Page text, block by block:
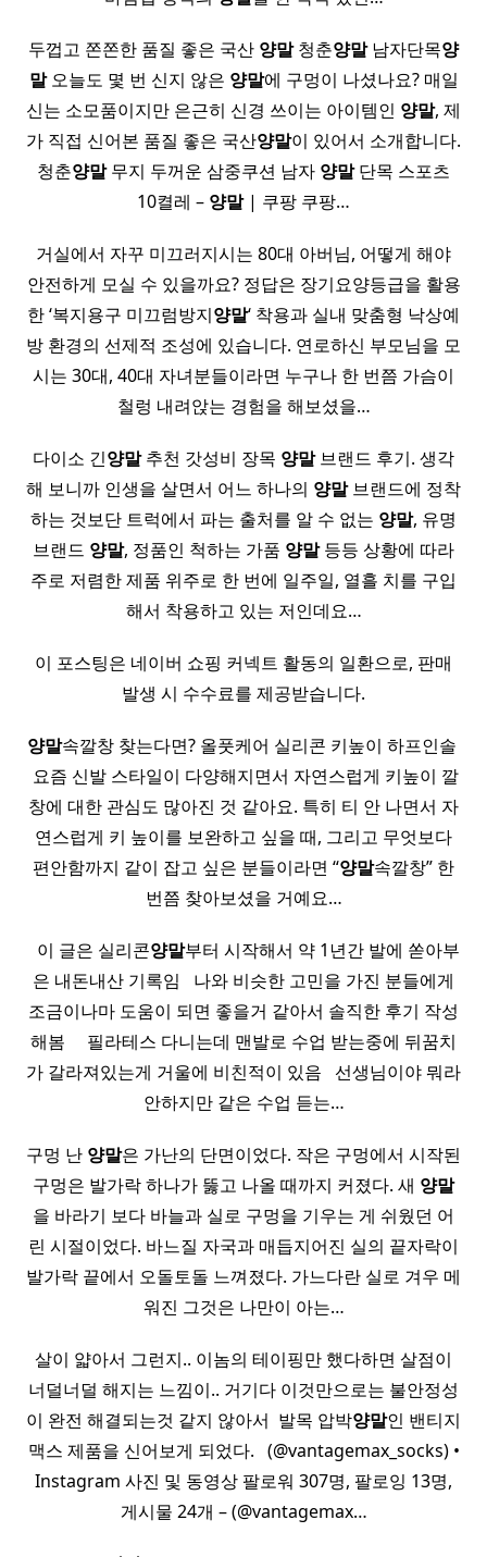
두껍고 쫀쫀한 품질 좋은 국산 양말청춘양말남자단목양
말오늘도 몇 번 신지 않은 양말에 구멍이 나셨나요? 매일
신는 소모품이지만 은근히 신경 쓰이는 아이템인 양말, 제
가 직접 신어본 품질 좋은 국산양말이 있어서 소개합니다.
청춘양말무지 두꺼운 삼중쿠션 남자 양말단목 스포츠
10켤레 – 양말| 쿠팡 쿠팡…
거실에서 자꾸 미끄러지시는 80대 아버님, 어떻게 해야
안전하게 모실 수 있을까요? 정답은 장기요양등급을 활용
한 ‘복지용구 미끄럼방지양말‘ 착용과 실내 맞춤형 낙상예
방 환경의 선제적 조성에 있습니다. 연로하신 부모님을 모
시는 30대, 40대 자녀분들이라면 누구나 한 번쯤 가슴이
철렁 내려앉는 경험을 해보셨을…
다이소 긴양말추천 갓성비 장목 양말브랜드 후기. 생각
해 보니까 인생을 살면서 어느 하나의 양말브랜드에 정착
하는 것보단 트럭에서 파는 출처를 알 수 없는 양말, 유명
브랜드 양말, 정품인 척하는 가품 양말등등 상황에 따라
주로 저렴한 제품 위주로 한 번에 일주일, 열흘 치를 구입
해서 착용하고 있는 저인데요…
이 포스팅은 네이버 쇼핑 커넥트 활동의 일환으로, 판매
발생 시 수수료를 제공받습니다.
양말속깔창 찾는다면? 올풋케어 실리콘 키높이 하프인솔 ​
​ 요즘 신발 스타일이 다양해지면서 자연스럽게 키높이 깔
창에 대한 관심도 많아진 것 같아요. 특히 티 안 나면서 자
연스럽게 키 높이를 보완하고 싶을 때, 그리고 무엇보다
편안함까지 같이 잡고 싶은 분들이라면 “양말속깔창” 한
번쯤 찾아보셨을 거예요…
​ ​ 이 글은 실리콘양말부터 시작해서 약 1년간 발에 쏟아부
은 내돈내산 기록임 ​ ​ 나와 비슷한 고민을 가진 분들에게
조금이나마 도움이 되면 좋을거 같아서 솔직한 후기 작성
해봄 ​ ​ ​ ​ 필라테스 다니는데 맨발로 수업 받는중에 뒤꿈치
가 갈라져있는게 거울에 비친적이 있음 ​ ​ 선생님이야 뭐라
안하지만 같은 수업 듣는…
구멍 난 양말은 가난의 단면이었다. 작은 구멍에서 시작된
구멍은 발가락 하나가 뚫고 나올 때까지 커졌다. 새 양말
을 바라기 보다 바늘과 실로 구멍을 기우는 게 쉬웠던 어
린 시절이었다. 바느질 자국과 매듭지어진 실의 끝자락이
발가락 끝에서 오돌토돌 느껴졌다. 가느다란 실로 겨우 메
워진 그것은 나만이 아는…
살이 얇아서 그런지.. 이놈의 테이핑만 했다하면 살점이
너덜너덜 해지는 느낌이.. 거기다 이것만으로는 불안정성
이 완전 해결되는것 같지 않아서 ​ 발목 압박양말인 밴티지
맥스 제품을 신어보게 되었다. ​ ​ (@vantagemax_socks) •
Instagram 사진 및 동영상 팔로워 307명, 팔로잉 13명,
게시물 24개 – (@vantagemax…